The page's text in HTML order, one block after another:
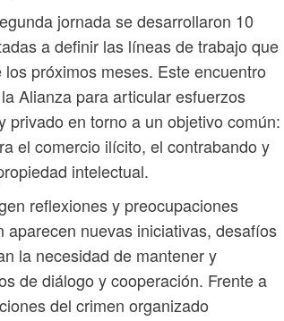
jornada se desarrollaron 10
a definir las líneas de trabajo que
próximos meses. Este encuentro
Alianza para articular esfuerzos
privado en torno a un objetivo común:
el comercio ilícito, el contrabando y
intelectual.
reflexiones y preocupaciones
aparecen nuevas iniciativas, desafíos
la necesidad de mantener y
de diálogo y cooperación. Frente a
del crimen organizado